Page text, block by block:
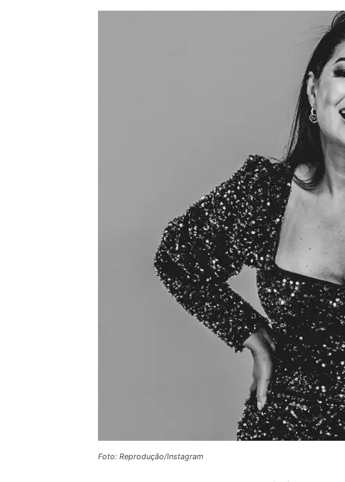
Foto: Reprodução/Instagram